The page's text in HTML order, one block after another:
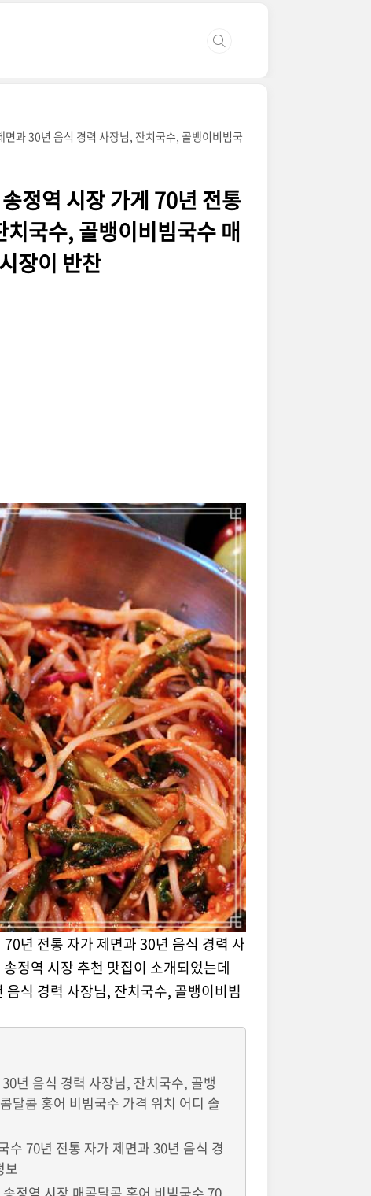
과 30년 음식 경력 사장님, 잔치국수, 골뱅이비빔국
정역 시장 가게 70년 전통
국수, 골뱅이비빔국수 매
장이 반찬
년 전통 자가 제면과 30년 음식 경력 사
정역 시장 추천 맛집이 소개되었는데
식 경력 사장님, 잔치국수, 골뱅이비빔
년 음식 경력 사장님, 잔치국수, 골뱅
달콤 홍어 비빔국수 가격 위치 어디 솔
수 70년 전통 자가 제면과 30년 음식 경
보